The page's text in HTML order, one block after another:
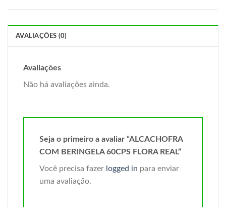
AVALIAÇÕES (0)
Avaliações
Não há avaliações ainda.
Seja o primeiro a avaliar “ALCACHOFRA
COM BERINGELA 60CPS FLORA REAL”
Você precisa fazer logged in para enviar
uma avaliação.